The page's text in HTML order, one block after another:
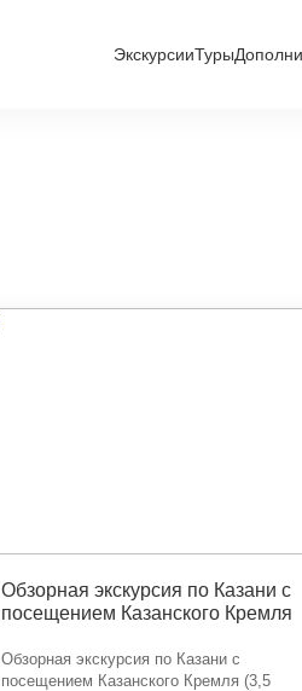
ЭкскурсииТуры
Обзорная экскурсия по Казани с
посещением Казанского Кремля
Обзорная экскурсия по Казани с
посещением Казанского Кремля (3,5